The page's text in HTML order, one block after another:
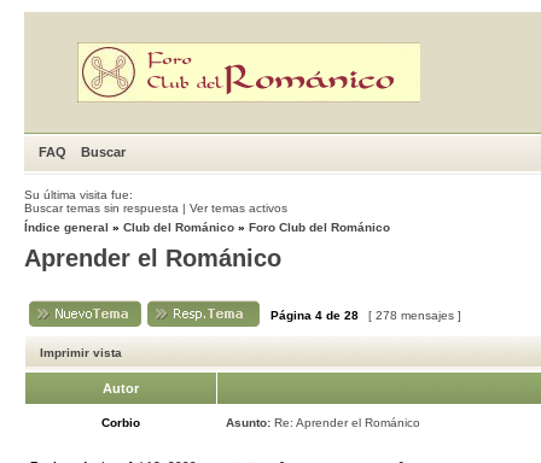
FAQ Buscar
Su última visita fue:
Buscar temas sin respuesta | Ver temas activos
Índice general » Club del Románico » Foro Club del Románico
Aprender el Románico
Página 4 de 28 [ 278 mensajes ]
Imprimir vista
Autor
Corbio Asunto: Re: Aprender el Románico